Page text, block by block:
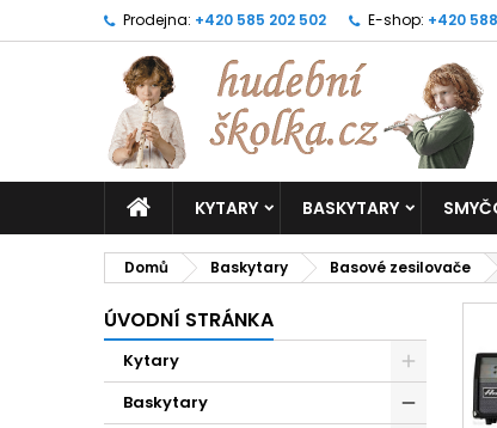
Prodejna: +420 585 202 502 E-shop: +420
KYTARY BASKYTARY
Domů Baskytary Basové zesilovače
ÚVODNÍ STRÁNKA
Kytary
Baskytary